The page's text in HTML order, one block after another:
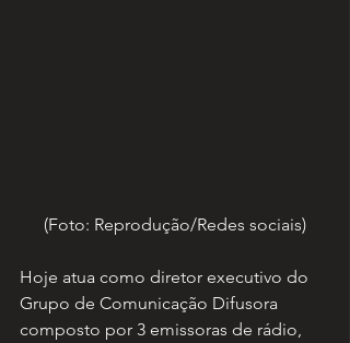
(Foto: Reprodução/Redes sociais)
Hoje atua como diretor executivo do
Grupo de Comunicação Difusora
composto por 3 emissoras de rádio,